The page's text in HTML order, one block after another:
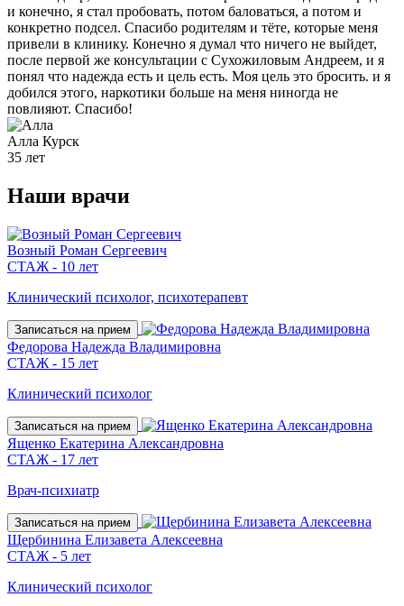
и конечно, я стал пробовать, потом баловаться, а потом и
конкретно подсел. Спасибо родителям и тёте, которые меня
привели в клинику. Конечно я думал что ничего не выйдет,
после первой же консультации с Сухожиловым Андреем, и я
понял что надежда есть и цель есть. Моя цель это бросить. и я
добился этого, наркотики больше на меня ниногда не
повлияют. Спасибо!
Алла Курск
35 лет
Наши врачи
Возный Роман Сергеевич
СТАЖ - 10 лет
Клинический психолог, психотерапевт
Записаться на прием
Федорова Надежда Владимировна
СТАЖ - 15 лет
Клинический психолог
Записаться на прием
Ященко Екатерина Александровна
СТАЖ - 17 лет
Врач-психиатр
Записаться на прием
Щербинина Елизавета Алексеевна
СТАЖ - 5 лет
Клинический психолог